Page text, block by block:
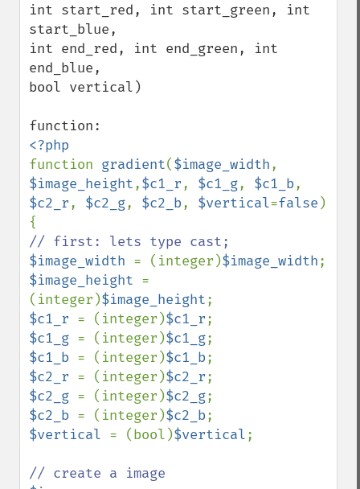
int start_red, int start_green, int
start_blue,
int end_red, int end_green, int
end_blue,
bool vertical)
function gradient($image_width
$image_height,$c1_r, $c1_g, $c1_b
$c2_r, $c2_g, $c2_b, $vertical=false )
$image_width = (integer)$image_width
$image_height =
(integer)$image_height
$c1_r = (integer)$c1_r
$c1_g = (integer)$c1_g
$c1_b = (integer)$c1_b
$c2_r = (integer)$c2_r
$c2_g = (integer)$c2_g
$c2_b = (integer)$c2_b
$vertical = (bool)$vertical;